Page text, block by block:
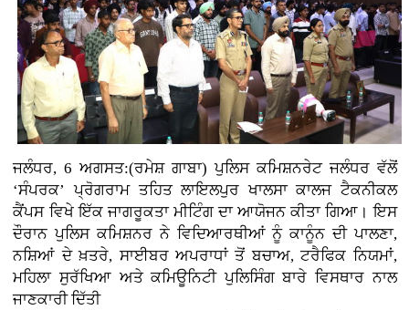
ਜਲੰਧਰ, 6 ਅਗਸਤ:(ਰਮੇਸ਼ ਗਾਬਾ) ਪੁਲਿਸ ਕਮਿਸ਼ਨਰੇਟ ਜਲੰਧਰ ਵੱਲੋਂ
‘ਸੰਪਰਕ’ ਪ੍ਰੋਗਰਾਮ ਤਹਿਤ ਲਾਇਲਪੁਰ ਖਾਲਸਾ ਕਾਲਜ ਟੈਕਨੀਕਲ
ਕੈਂਪਸ ਵਿਖੇ ਇੱਕ ਜਾਗਰੂਕਤਾ ਮੀਟਿੰਗ ਦਾ ਆਯੋਜਨ ਕੀਤਾ ਗਿਆ। ਇਸ
ਦੌਰਾਨ ਪੁਲਿਸ ਕਮਿਸ਼ਨਰ ਨੇ ਵਿਦਿਆਰਥੀਆਂ ਨੂੰ ਕਾਨੂੰਨ ਦੀ ਪਾਲਣਾ,
ਨਸ਼ਿਆਂ ਦੇ ਖ਼ਤਰੇ, ਸਾਈਬਰ ਅਪਰਾਧਾਂ ਤੋਂ ਬਚਾਅ, ਟਰੈਫਿਕ ਨਿਯਮਾਂ,
ਮਹਿਲਾ ਸੁਰੱਖਿਆ ਅਤੇ ਕਮਿਊਨਿਟੀ ਪੁਲਿਸਿੰਗ ਬਾਰੇ ਵਿਸਥਾਰ ਨਾਲ
ਜਾਣਕਾਰੀ ਦਿੱਤੀ